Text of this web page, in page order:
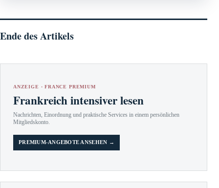
Ende des Artikels
ANZEIGE · FRANCE PREMIUM
Frankreich intensiver lesen
Nachrichten, Einordnung und praktische Services in einem persönlichen
Mitgliedskonto.
PREMIUM-ANGEBOTE ANSEHEN →